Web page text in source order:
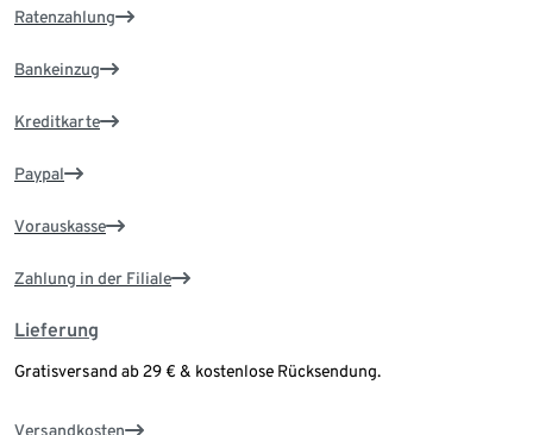
Ratenzahlung
Bankeinzug
Kreditkarte
Paypal
Vorauskasse
Zahlung in der Filiale
Lieferung
Gratisversand ab 29 € & kostenlose Rücksendung.
Versandkosten